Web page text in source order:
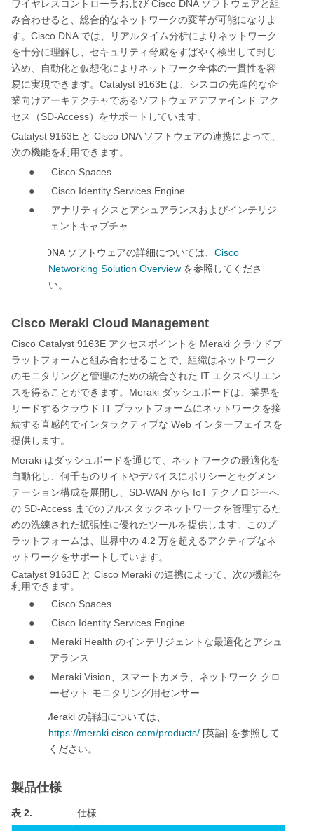
ワイヤレスコントローラおよび Cisco DNA ソフトウェアと組
み合わせると、総合的なネットワークの変革が可能になりま
す。 Cisco DNA では、リアルタイム分析によりネットワーク
を十分に理解し、セキュリティ脅威をすばやく検出して封じ
込め、自動化と仮想化によりネットワーク全体の一貫性を容
易に実現できます。 Catalyst 9163E は、シスコの先進的な企
業向けアーキテクチャであるソフトウェアデファインド アク
セス（ SD-Access）をサポートしています。
Catalyst 9163E と Cisco DNA ソフトウェアの連携によって、
次の機能を利用できます。
●
Cisco Spaces
●
Cisco Identity Services Engine
●
アナリティクスとアシュアランスおよびインテリジ
ェントキャプチャ
Cisco DNA ソフトウェアの詳細については、 Cisco
Networking Solution Overview を参照してくださ
い。
Cisco Meraki Cloud Management
Cisco Catalyst 9163E アクセスポイントを Meraki クラウドプ
ラットフォームと組み合わせることで、組織はネットワーク
のモニタリングと管理のための統合された IT エクスペリエン
スを得ることができます。 Meraki ダッシュボードは、業界を
リードするクラウド IT プラットフォームにネットワークを接
続する直感的でインタラクティブな Web インターフェイスを
提供します。
Meraki はダッシュボードを通じて、ネットワークの最適化を
自動化し、何千ものサイトやデバイスにポリシーとセグメン
テーション構成を展開し、 SD-WAN から IoT テクノロジーへ
の SD-Access までのフルスタックネットワークを管理するた
めの洗練された拡張性に優れたツールを提供します。このプ
ラットフォームは、世界中の 4.2 万を超えるアクティブなネ
ットワークをサポートしています。
Catalyst 9163E と Cisco Meraki の連携によって、次の機能を
利用できます。
●
Cisco Spaces
●
Cisco Identity Services Engine
●
Meraki Health のインテリジェントな最適化とアシュ
アランス
● Meraki Vision、スマートカメラ、ネットワーク クロ
ーゼット モニタリング用センサー
Cisco Meraki の詳細については、
https://meraki.cisco.com/products/ [英語] を参照して
ください。
製品仕様
表 2. 仕様